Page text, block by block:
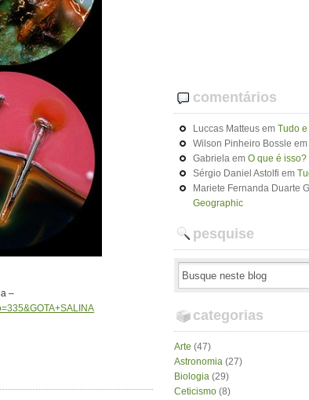
–
comentários
Luccas Matteus em Tudo
Wilson Pinheiro Bossle em
Gabriela em O que é isso?
Sérgio Daniel Astolfi em
Mariete Fernanda Duarte
Geographic
pesquise
categorias
Arte (47)
Astronomia (27)
Biologia (29)
Ceticismo (8)